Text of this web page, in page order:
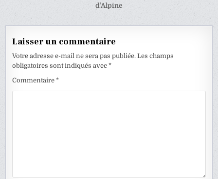
d’Alpine
Laisser un commentaire
Votre adresse e-mail ne sera pas publiée. Les champs
obligatoires sont indiqués avec*
Commentaire*